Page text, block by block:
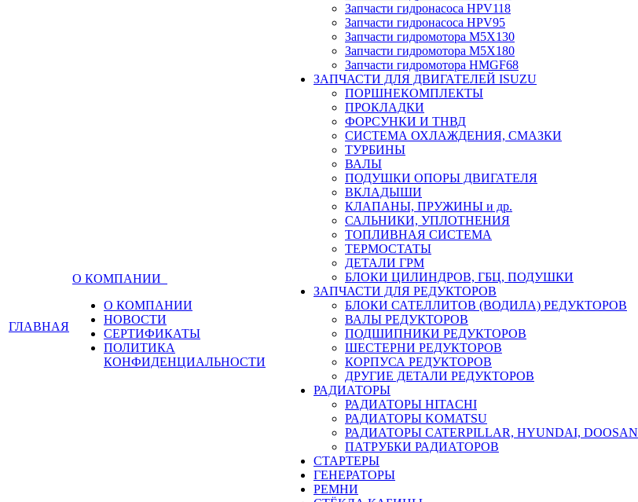
ГЛАВНАЯ
О КОМПАНИИ
О КОМПАНИИ
НОВОСТИ
СЕРТИФИКАТЫ
ПОЛИТИКА
КОНФИДЕНЦИАЛЬНОСТИ
Запчасти гидронасоса HPV118
Запчасти гидронасоса HPV95
Запчасти гидромотора M5X130
Запчасти гидромотора M5X180
Запчасти гидромотора HMGF68
ЗАПЧАСТИ ДЛЯ ДВИГАТЕЛЕЙ ISUZU
ПОРШНЕКОМПЛЕКТЫ
ПРОКЛАДКИ
ФОРСУНКИ И ТНВД
СИСТЕМА ОХЛАЖДЕНИЯ, СМАЗКИ
ТУРБИНЫ
ВАЛЫ
ПОДУШКИ ОПОРЫ ДВИГАТЕЛЯ
ВКЛАДЫШИ
КЛАПАНЫ, ПРУЖИНЫ и др.
САЛЬНИКИ, УПЛОТНЕНИЯ
ТОПЛИВНАЯ СИСТЕМА
ТЕРМОСТАТЫ
ДЕТАЛИ ГРМ
БЛОКИ ЦИЛИНДРОВ, ГБЦ, ПОДУШКИ
ЗАПЧАСТИ ДЛЯ РЕДУКТОРОВ
БЛОКИ САТЕЛЛИТОВ (ВОДИЛА) РЕДУКТОРОВ
ВАЛЫ РЕДУКТОРОВ
ПОДШИПНИКИ РЕДУКТОРОВ
ШЕСТЕРНИ РЕДУКТОРОВ
КОРПУСА РЕДУКТОРОВ
ДРУГИЕ ДЕТАЛИ РЕДУКТОРОВ
РАДИАТОРЫ
РАДИАТОРЫ HITACHI
РАДИАТОРЫ KOMATSU
РАДИАТОРЫ CATERPILLAR, HYUNDAI, DOOSAN
ПАТРУБКИ РАДИАТОРОВ
СТАРТЕРЫ
ГЕНЕРАТОРЫ
РЕМНИ